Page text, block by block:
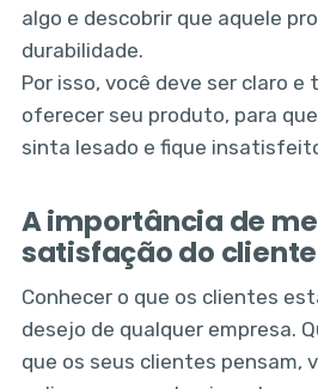
algo e descobrir que aquele
durabilidade.
Por isso, você deve ser claro
oferecer seu produto, para
sinta lesado e fique
A importância de
satisfação do cliente
Conhecer o que os clientes
desejo de qualquer empresa.
que os seus clientes pensam,